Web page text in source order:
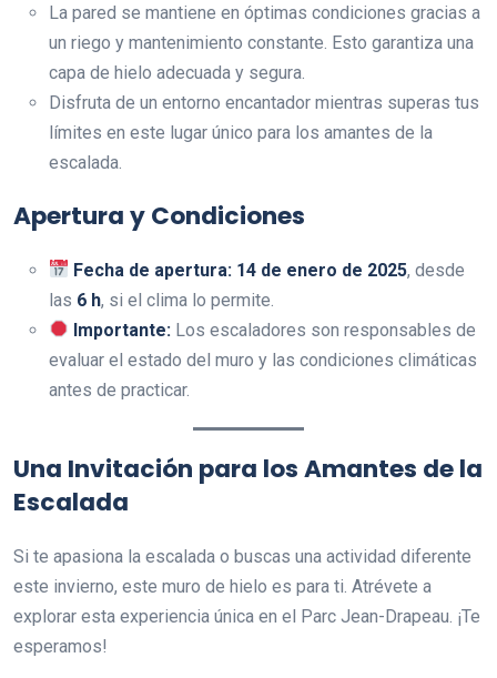
La pared se mantiene en óptimas condiciones gracias a
un riego y mantenimiento constante. Esto garantiza una
capa de hielo adecuada y segura.
Disfruta de un entorno encantador mientras superas tus
límites en este lugar único para los amantes de la
escalada.
Apertura y Condiciones
Fecha de apertura: 14 de enero de 2025, desde
las 6 h, si el clima lo permite.
Importante: Los escaladores son responsables de
evaluar el estado del muro y las condiciones climáticas
antes de practicar.
Una Invitación para los Amantes de la
Escalada
Si te apasiona la escalada o buscas una actividad diferente
este invierno, este muro de hielo es para ti. Atrévete a
explorar esta experiencia única en el Parc Jean-Drapeau. ¡Te
esperamos!